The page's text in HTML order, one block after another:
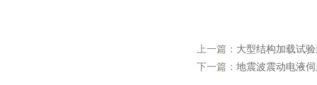
上一篇： 大型结构加载试
下一篇： 地震波震动电液